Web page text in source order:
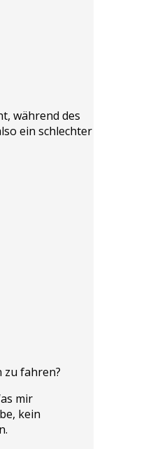
während des
ein schlechter
zu fahren?
mir
kein